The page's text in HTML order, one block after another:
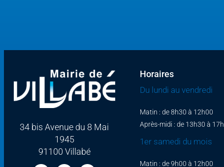
34 bis Avenue du 8 Mai
1945
91100 Villabé
Horaires
Du lundi au vendredi
Matin : de 8h30 à 12h00
Après-midi : de 13h30 à
1er samedi du mois
Matin : de 9h00 à 12h00